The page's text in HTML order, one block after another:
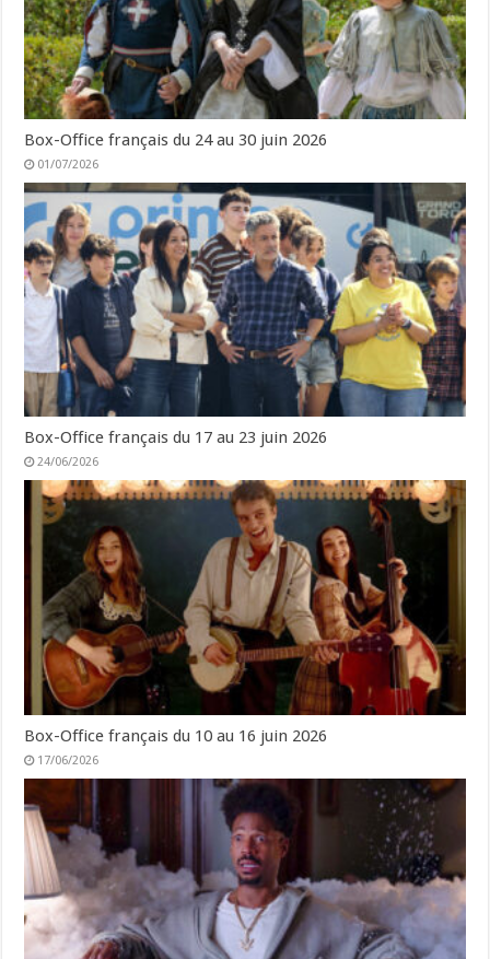
Box-Office français du 24 au 30 juin 2026
01/07/2026
Box-Office français du 17 au 23 juin 2026
24/06/2026
Box-Office français du 10 au 16 juin 2026
17/06/2026